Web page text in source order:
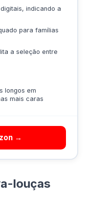
indicando a
para famílias
a seleção entre
longos em
mais caras
→
louças